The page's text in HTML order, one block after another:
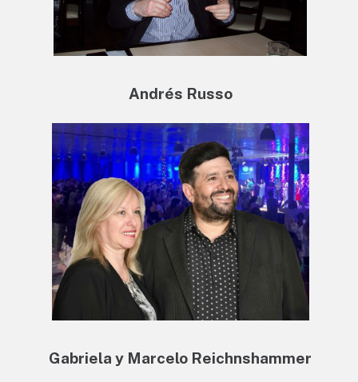
Andrés Russo
Gabriela y Marcelo Reichnshammer